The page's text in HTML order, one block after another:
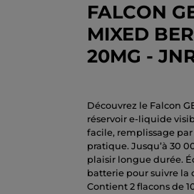
FALCON
MIXED
20MG -
Découvrez le Falcon
réservoir e-liquide
facile, remplissage
pratique. Jusqu’à 30
plaisir longue durée.
batterie pour suivre la
Contient 2 flacons de